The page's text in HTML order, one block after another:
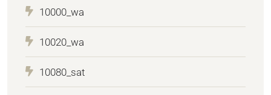
10000_wa
10020_wa
10080_sat